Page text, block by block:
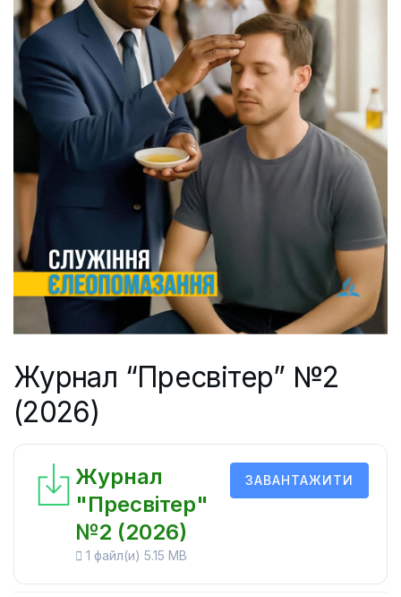
Журнал “Пресвітер” №2
(2026)
Журнал
"Пресвітер"
№2 (2026)
1 файл(и) 5.15 MB
ЗАВАНТАЖИТИ